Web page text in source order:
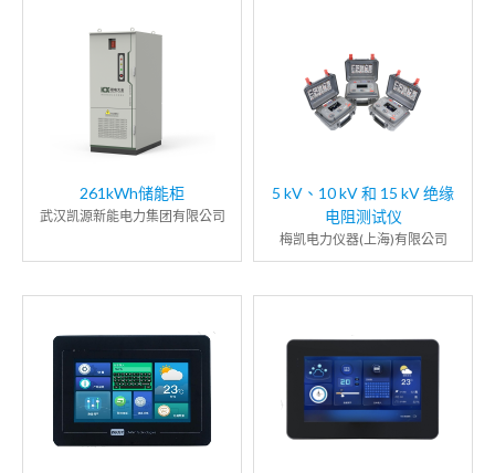
261kWh储能柜
武汉凯源新能电力集团有限公司
5 kV、10 kV 和 15 kV 绝缘
电阻测试仪
梅凯电力仪器(上海)有限公司